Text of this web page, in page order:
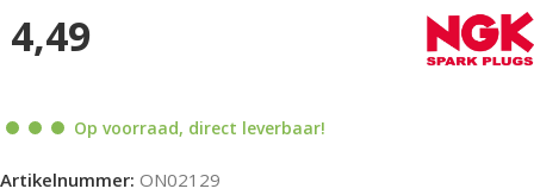
4,49
Op voorraad, direct leverbaar!
Artikelnummer: ON02129